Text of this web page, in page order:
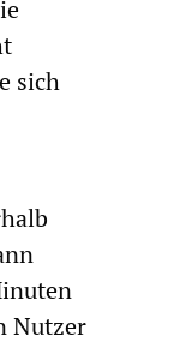
sich
Nutzer